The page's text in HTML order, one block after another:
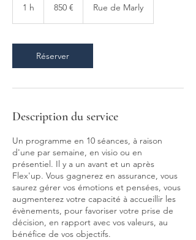
1 h 850 € Rue de Marly
Réserver
Description du service
Un programme en 10 séances, à raison
d'une par semaine, en visio ou en
présentiel. Il y a un avant et un après
Flex'up. Vous gagnerez en assurance, vous
saurez gérer vos émotions et pensées, vous
augmenterez votre capacité à accueillir les
évènements, pour favoriser votre prise de
décision, en rapport avec vos valeurs, au
bénéfice de vos objectifs.